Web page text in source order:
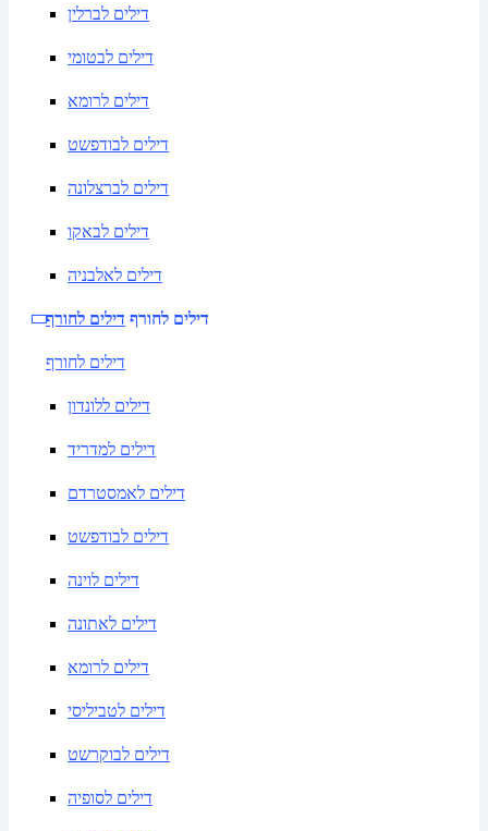
דילים לברלין
דילים לבטומי
דילים לרומא
דילים לבודפשט
דילים לברצלונה
דילים לבאקו
דילים לאלבניה
דילים לחורף דילים לחורף
דילים לחורף
דילים ללונדון
דילים למדריד
דילים לאמסטרדם
דילים לבודפשט
דילים לוינה
דילים לאתונה
דילים לרומא
דילים לטביליסי
דילים לבוקרשט
דילים לסופיה